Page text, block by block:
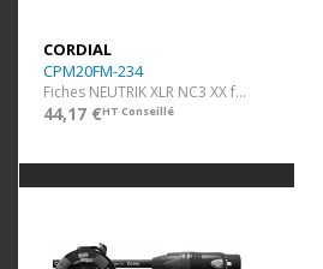
CORDIAL
CPM20FM-234
Fiches NEUTRIK XLR NC3 XX f/m - faible résistance - 20 m
44,17 €HT Conseillé